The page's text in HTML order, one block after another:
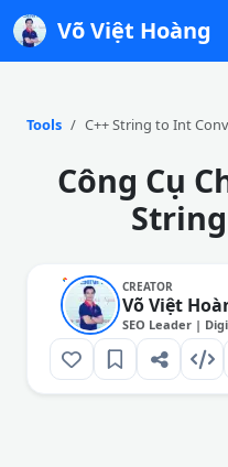
Võ Việt Hoàng
Tools C++ String to Int
Công Cụ
CREATOR
Võ Việt
SEO Leader |